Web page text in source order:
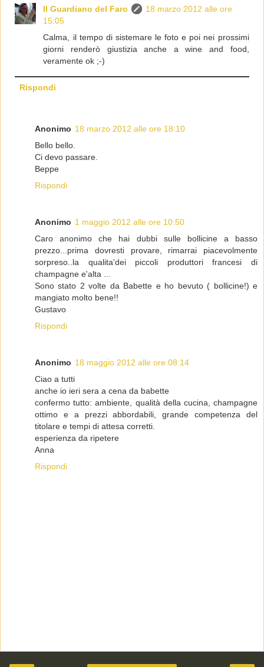
Il Guardiano del Faro
18 marzo 2012 alle ore
15:05
Calma, il tempo di sistemare le foto e poi nei prossimi
giorni renderò giustizia anche a wine and food,
veramente ok ;-)
Rispondi
Anonimo 18 marzo 2012 alle ore 18:10
Bello bello.
Ci devo passare.
Beppe
Rispondi
Anonimo 1 maggio 2012 alle ore 10:50
Caro anonimo che hai dubbi sulle bollicine a basso
prezzo...prima dovresti provare, rimarrai piacevolmente
sorpreso..la qualita'dei piccoli produttori francesi di
champagne e'alta ...
Sono stato 2 volte da Babette e ho bevuto ( bollicine!) e
mangiato molto bene!!
Gustavo
Rispondi
Anonimo 18 maggio 2012 alle ore 08:14
Ciao a tutti
anche io ieri sera a cena da babette
confermo tutto: ambiente, qualità della cucina, champagne
ottimo e a prezzi abbordabili, grande competenza del
titolare e tempi di attesa corretti.
esperienza da ripetere
Anna
Rispondi